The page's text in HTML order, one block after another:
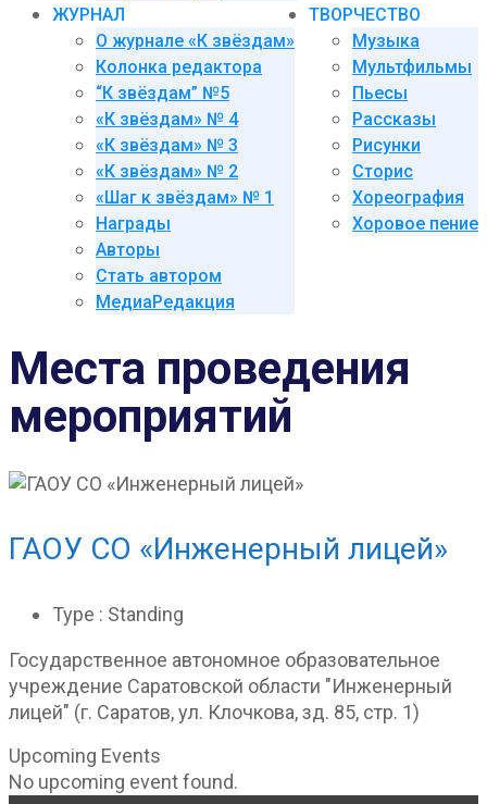
ЖУРНАЛ
О журнале «К звёздам»
Колонка редактора
“К звёздам” №5
«К звёздам» № 4
«К звёздам» № 3
«К звёздам» № 2
«Шаг к звёздам» № 1
Награды
Авторы
Стать автором
МедиаРедакция
ТВОРЧЕСТВО
Музыка
Мультфильмы
Пьесы
Рассказы
Рисунки
Сторис
Хореография
Хоровое пение
Места проведения
мероприятий
ГАОУ СО «Инженерный лицей»
Type : Standing
Государственное автономное образовательное
учреждение Саратовской области "Инженерный
лицей" (г. Саратов, ул. Клочкова, зд. 85, стр. 1)
Upcoming Events
No upcoming event found.